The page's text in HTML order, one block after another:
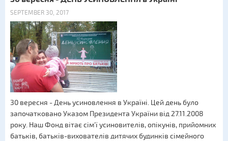
SEPTEMBER 30, 2017
30 вересня - День усиновлення в Україні. Цей день було
започатковано Указом Президента України від 27.11.2008
року. Наш Фонд вітає сім'ї усиновителів, опікунів, прийомних
батьків, батьків-вихователів дитячих будинків сімейного